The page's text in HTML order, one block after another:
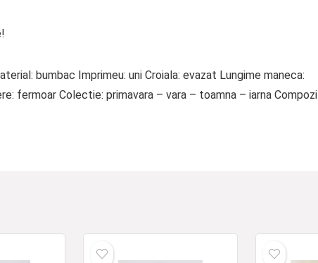
bumbac Imprimeu: uni Croiala: evazat Lungime maneca:
fermoar Colectie: primavara – vara – toamna – iarna